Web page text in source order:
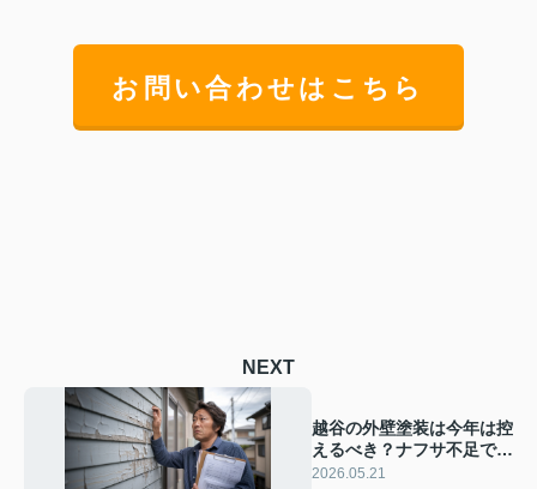
お問い合わせはこちら
NEXT
越谷の外壁塗装は今年は控
えるべき？ナフサ不足で塗
料プライマー費用が高くな
2026.05.21